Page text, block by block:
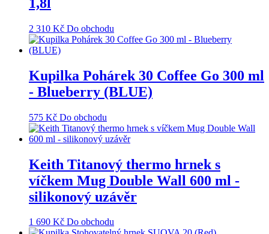
2 310 Kč Do obchodu
Kupilka Pohárek 30 Coffee Go 300 ml
- Blueberry (BLUE)
575 Kč Do obchodu
Keith Titanový thermo hrnek s
víčkem Mug Double Wall 600 ml -
silikonový uzávěr
1 690 Kč Do obchodu